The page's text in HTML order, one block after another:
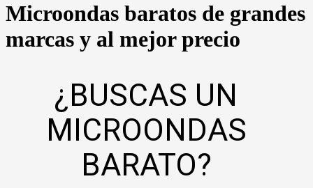
Microondas baratos de grandes
marcas y al mejor precio
¿BUSCAS UN
MICROONDAS
BARATO?